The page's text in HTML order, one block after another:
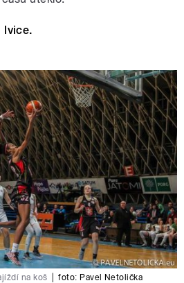
lvice.
na koš foto:Pavel Netolička